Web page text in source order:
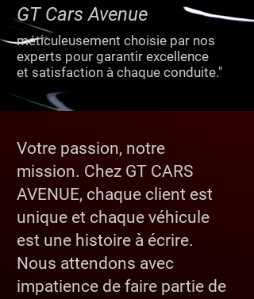
GT Cars Avenue
méticuleusement choisie par nos
experts pour garantir excellence
et satisfaction à chaque conduite."
Votre passion, notre
mission. Chez GT CARS
AVENUE, chaque client est
unique et chaque véhicule
est une histoire à écrire.
Nous attendons avec
impatience de faire partie de